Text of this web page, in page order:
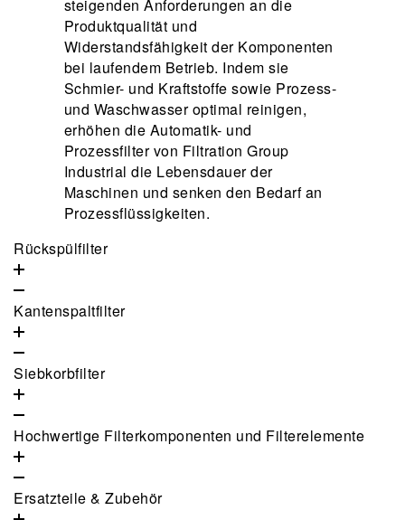
steigenden Anforderungen an die
Produktqualität und
Widerstandsfähigkeit der Komponenten
bei laufendem Betrieb. Indem sie
Schmier- und Kraftstoffe sowie Prozess-
und Waschwasser optimal reinigen,
erhöhen die Automatik- und
Prozessfilter von Filtration Group
Industrial die Lebensdauer der
Maschinen und senken den Bedarf an
Prozessflüssigkeiten.
Rückspülfilter
Kantenspaltfilter
Siebkorbfilter
Hochwertige Filterkomponenten und Filterelemente
Ersatzteile & Zubehör